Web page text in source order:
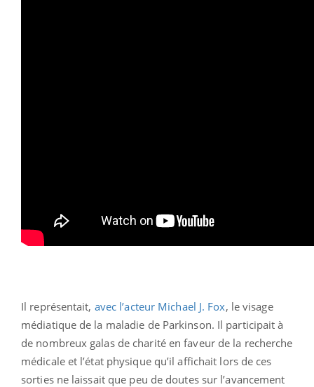
Il représentait, avec l’acteur Michael J. Fox, le visage
médiatique de la maladie de Parkinson. Il participait à
de nombreux galas de charité en faveur de la recherche
médicale et l’état physique qu’il affichait lors de ces
sorties ne laissait que peu de doutes sur l’avancement